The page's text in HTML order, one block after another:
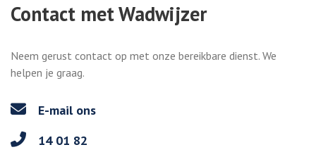
Contact met Wadwijzer
Neem gerust contact op met onze bereikbare dienst. We
helpen je graag.
E-mail ons
14 01 82